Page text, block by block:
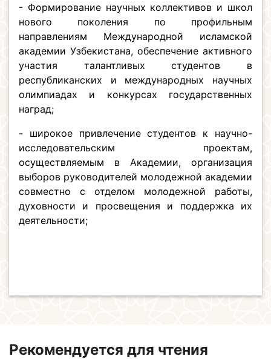
- Формирование научных коллективов и школ
нового поколения по профильным
направлениям Международной исламской
академии Узбекистана, обеспечение активного
участия талантливых студентов в
республиканских и международных научных
олимпиадах и конкурсах государственных
наград;
- широкое привлечение студентов к научно-
исследовательским проектам,
осуществляемым в Академии, организация
выборов руководителей молодежной академии
совместно с отделом молодежной работы,
духовности и просвещения и поддержка их
деятельности;
Рекомендуется для чтения